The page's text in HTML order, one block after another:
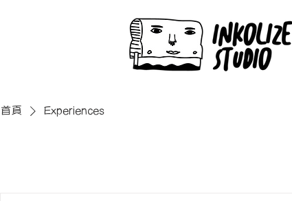
首頁 Experiences